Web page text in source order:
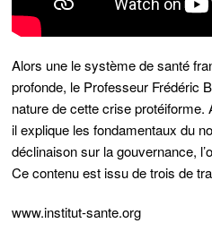
Alors une le système de santé
profonde, le Professeur Frédéric
nature de cette crise
il explique les fondamentaux du
déclinaison sur la gouvernance,
Ce contenu est issu de trois de
www.institut-sante.org